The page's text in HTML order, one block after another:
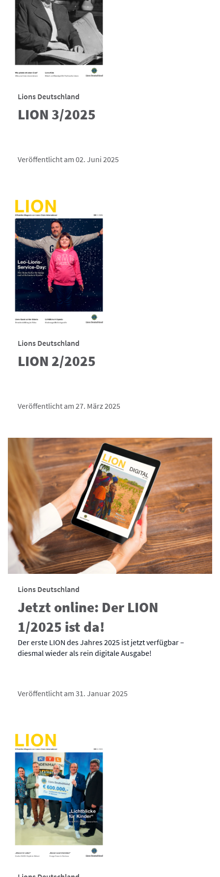
Lions Deutschland
LION 3/2025
Veröffentlicht am 02. Juni 2025
Lions Deutschland
LION 2/2025
Veröffentlicht am 27. März 2025
Lions Deutschland
Jetzt online: Der LION
1/2025 ist da!
Der erste LION des Jahres 2025 ist jetzt verfügbar –
diesmal wieder als rein digitale Ausgabe!
Veröffentlicht am 31. Januar 2025